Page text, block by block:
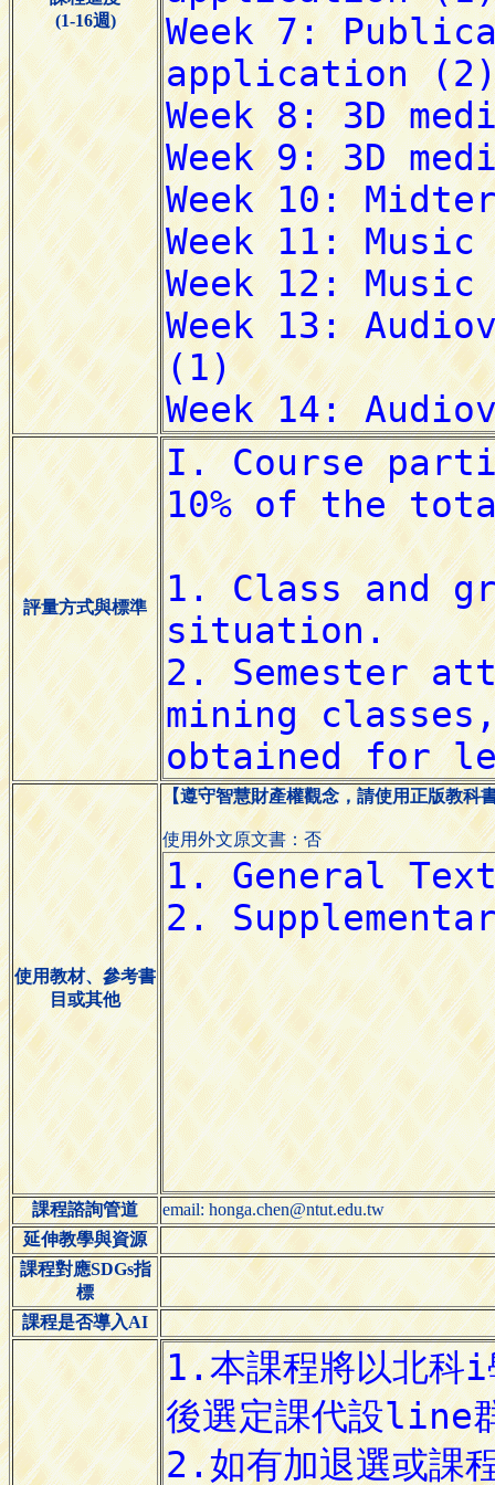
(1-16週)
評量方式與標準
使用教材、參考書
目或其他
【遵守智慧財產權觀念，請使用正版教科
使用外文原文書：否
課程諮詢管道
email: honga.chen@ntut.edu.tw
延伸教學與資源
課程對應SDGs指
標
課程是否導入AI